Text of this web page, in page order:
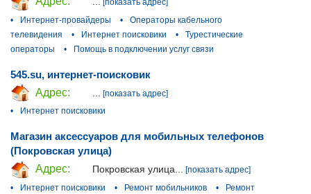
•
Интернет-провайдеры •
Операторы кабельного
телевидения
• Интернет поисковики •
Турестические
операторы
• Помощь в подключении услуг связи
545.su, интернет-поисковик
Адрес:
[показать адрес]
•
Интернет поисковики
Магазин аксессуаров для мобильных телефонов
(Покровская улица)
Адрес:
Покровская улица... [показать адрес]
•
Интернет поисковики • Ремонт мобильников •
Ремонт